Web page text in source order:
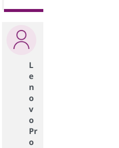
L
e
n
o
v
o
Pr
o